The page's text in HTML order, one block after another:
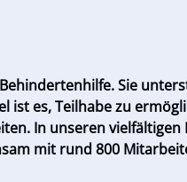
Sie
ist es, Teilhabe zu
In unseren
mit rund 800